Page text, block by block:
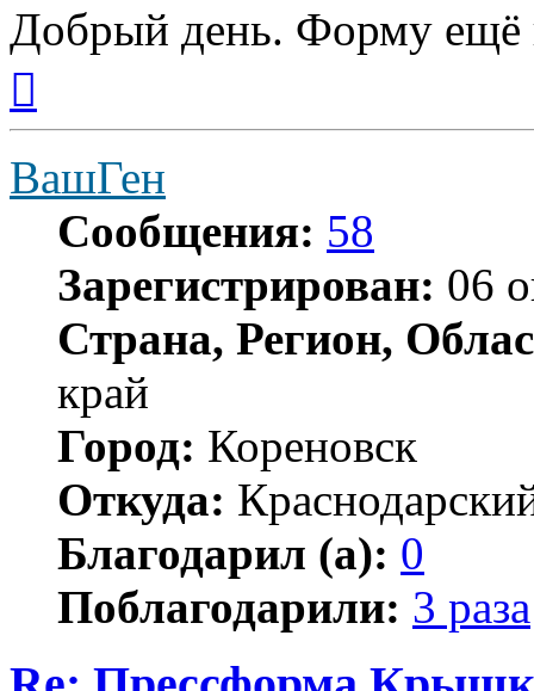
Добрый день. Форму ещё
началу
ВашГен
Сообщения: 58
Зарегистрирован: 06
Страна, Регион,
край
Город: Кореновск
Откуда:
Благодарил (а): 0
Поблагодарили: 3 раза